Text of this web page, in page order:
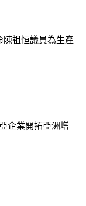
陳祖恒議員為生產
企業開拓亞洲增